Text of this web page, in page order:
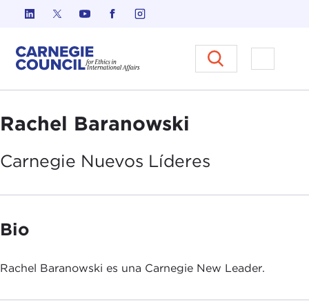
Ir al contenido
Carnegie Council sobre Ética
Abrir el
Rachel Baranowski
Carnegie Nuevos Líderes
Bio
Rachel Baranowski es una Carnegie New Leader.